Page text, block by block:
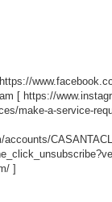
https://
[ https://
make-a-service-
]